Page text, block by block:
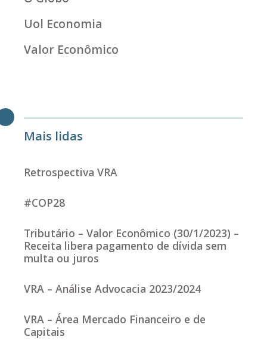
Uol Economia
Valor Econômico
Mais lidas
Retrospectiva VRA
#COP28
Tributário – Valor Econômico (30/1/2023) –
Receita libera pagamento de dívida sem
multa ou juros
VRA – Análise Advocacia 2023/2024
VRA – Área Mercado Financeiro e de
Capitais